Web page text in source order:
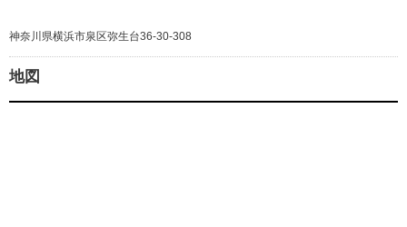
神奈川県横浜市泉区弥生台36-30-308
地図